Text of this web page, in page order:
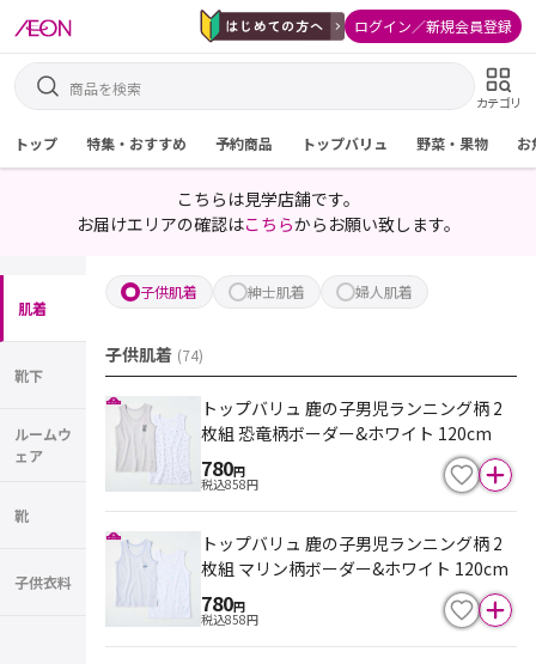
ログイン／新規会員登録
カテゴリ
トップ 特集・おすすめ 予約商品 トップバリュ 野菜・果物 お
こちらは見学店舗です。
お届けエリアの確認はこちらからお願い致します。
肌着
靴下
ルームウ
ェア
靴
子供衣料
子供肌着 紳士肌着 婦人肌着
子供肌着 (74)
トップバリュ 鹿の子男児ランニング柄 2
枚組 恐竜柄ボーダー&ホワイト 120cm
780円
税込858円
トップバリュ 鹿の子男児ランニング柄 2
枚組 マリン柄ボーダー&ホワイト 120cm
780円
税込858円